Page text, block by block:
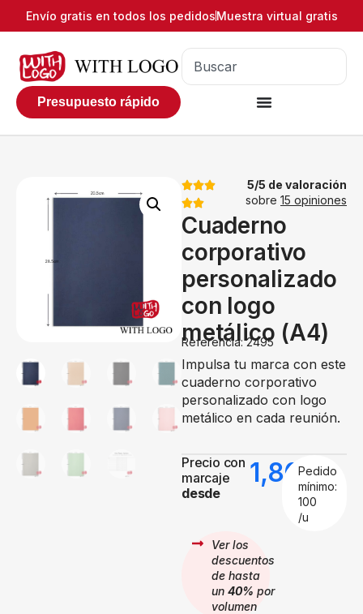
Envío gratis en todos los pedidosMuestra virtual gratis
Presupuesto rápido
5/5 de valoración
sobre 15 opiniones
Cuaderno
corporativo
personalizado
con logo
metálico (A4)
Referencia: 2495
Impulsa tu marca con este
cuaderno corporativo
personalizado con logo
metálico en cada reunión.
Precio con
marcaje
desde
1,80€
Pedido
mínimo:
100
/u
Ver los
descuentos
de hasta
un 40% por
volumen